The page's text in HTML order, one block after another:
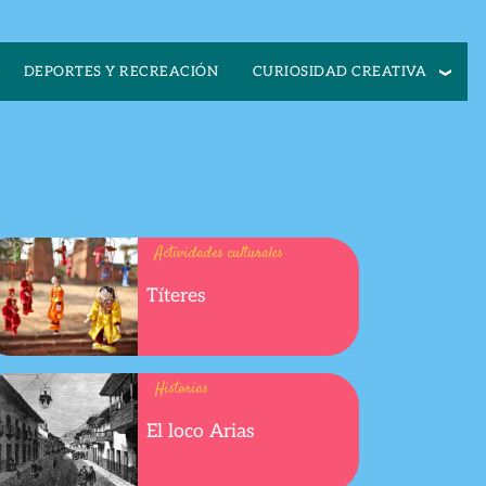
DEPORTES Y RECREACIÓN CURIOSIDAD CREATIVA
Actividades culturales
Títeres
Historias
El loco Arias